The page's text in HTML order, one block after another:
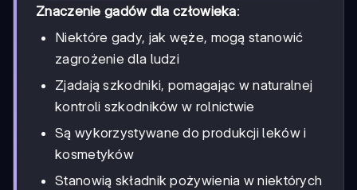
Znaczenie gadów dla człowieka:
Niektóre gady, jak węże, mogą stanowić
zagrożenie dla ludzi
Zjadają szkodniki, pomagając w naturalnej
kontroli szkodników w rolnictwie
Są wykorzystywane do produkcji leków i
kosmetyków
Stanowią składnik pożywienia w niektórych